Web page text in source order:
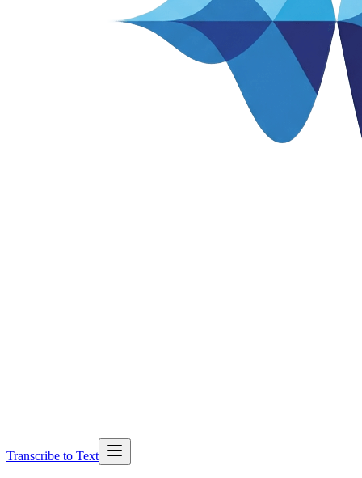
Transcribe to Text